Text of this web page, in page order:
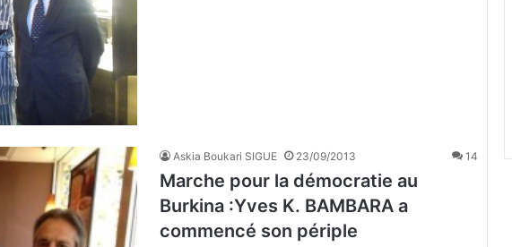
Askia Boukari SIGUE 23/09/2013 14
Marche pour la démocratie au
Burkina :Yves K. BAMBARA a
commencé son périple